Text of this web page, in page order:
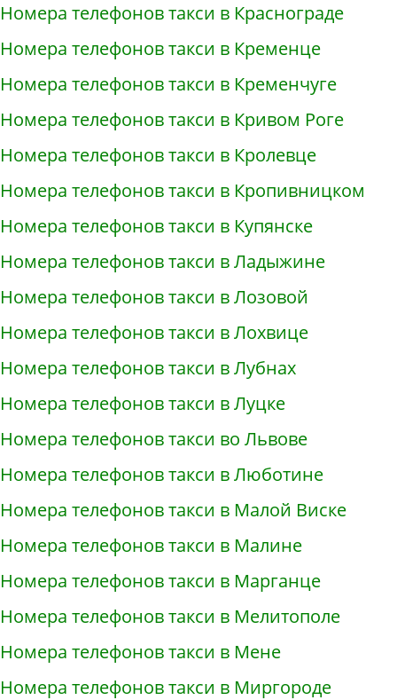
Номера телефонов такси в Краснограде
Номера телефонов такси в Кременце
Номера телефонов такси в Кременчуге
Номера телефонов такси в Кривом Роге
Номера телефонов такси в Кролевце
Номера телефонов такси в Кропивницком
Номера телефонов такси в Купянске
Номера телефонов такси в Ладыжине
Номера телефонов такси в Лозовой
Номера телефонов такси в Лохвице
Номера телефонов такси в Лубнах
Номера телефонов такси в Луцке
Номера телефонов такси во Львове
Номера телефонов такси в Люботине
Номера телефонов такси в Малой Виске
Номера телефонов такси в Малине
Номера телефонов такси в Марганце
Номера телефонов такси в Мелитополе
Номера телефонов такси в Мене
Номера телефонов такси в Миргороде